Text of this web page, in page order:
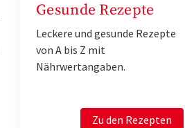
Gesunde Rezepte
Leckere und gesunde Rezepte
von A bis Z mit
Nährwertangaben.
Zu den Rezepten